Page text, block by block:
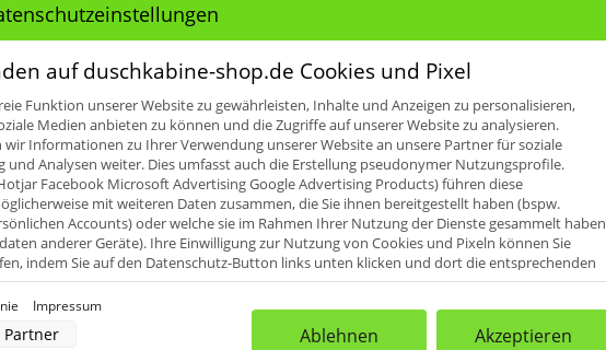
Preis
von54,44 €bis201,94 €
auf duschkabine-shop.de Cookies und Pixel
Funktion unserer Website zu gewährleisten, Inhalte und Anzeigen zu personalisieren,
Medien anbieten zu können und die Zugriffe auf unserer Website zu analysieren.
wir Informationen zu Ihrer Verwendung unserer Website an unsere Partner für soziale
und Analysen weiter. Dies umfasst auch die Erstellung pseudonymer Nutzungsprofile.
Facebook Microsoft Advertising Google Advertising Products) führen diese
mit weiteren Daten zusammen, die Sie ihnen bereitgestellt haben (bspw.
Accounts) oder welche sie im Rahmen Ihrer Nutzung der Dienste gesammelt haben
anderer Geräte). Ihre Einwilligung zur Nutzung von Cookies und Pixeln können Sie
indem Sie auf den Datenschutz-Button links unten klicken und dort die entsprechenden
durch unsere Partner:
Impressum
Partner Ablehnen Akzeptieren